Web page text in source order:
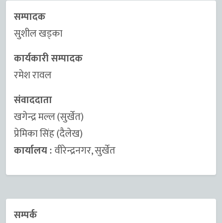
सम्पादक
सुशील खड्का
कार्यकारी सम्पादक
रमेश रावल
संवाददाता
खगेन्द्र मल्ल (सुर्खेत)
प्रेमिका सिंह (दैलेख)
कार्यालय :वीरेन्द्रनगर, सुर्खेत
सम्पर्क